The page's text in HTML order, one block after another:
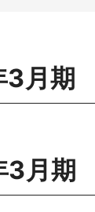
月期
月期